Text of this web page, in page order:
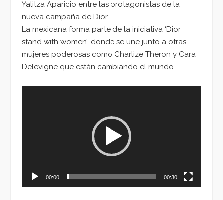
Yalitza Aparicio entre las protagonistas de la
nueva campaña de Dior
La mexicana forma parte de la iniciativa ‘Dior
stand with women’, donde se une junto a otras
mujeres poderosas como Charlize Theron y Cara
Delevigne que están cambiando el mundo.
00:00 00:30